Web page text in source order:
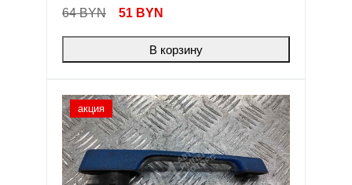
64 BYN 51 BYN
В корзину
акция